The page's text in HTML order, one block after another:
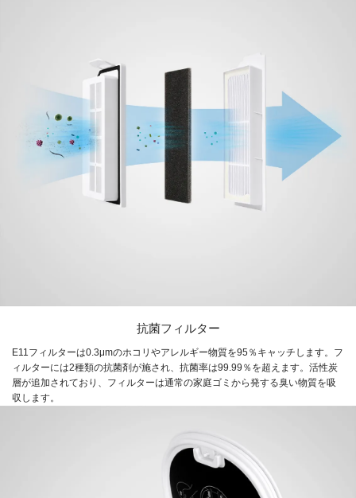
抗菌フィルター
E11フィルターは0.3μmのホコリやアレルギー物質を95％キャッチします。フ
ィルターには2種類の抗菌剤が施され、抗菌率は99.99％を超えます。活性炭
層が追加されており、フィルターは通常の家庭ゴミから発する臭い物質を吸
収します。